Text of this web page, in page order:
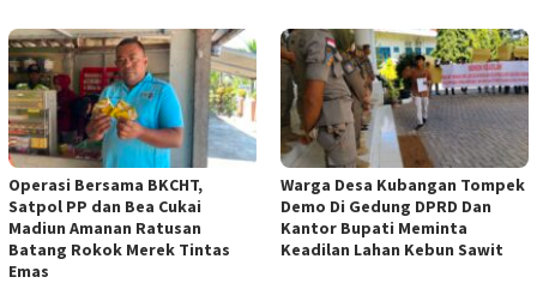
Operasi Bersama BKCHT,
Satpol PP dan Bea Cukai
Madiun Amanan Ratusan
Batang Rokok Merek Tintas
Emas
Warga Desa Kubangan Tompek
Demo Di Gedung DPRD Dan
Kantor Bupati Meminta
Keadilan Lahan Kebun Sawit